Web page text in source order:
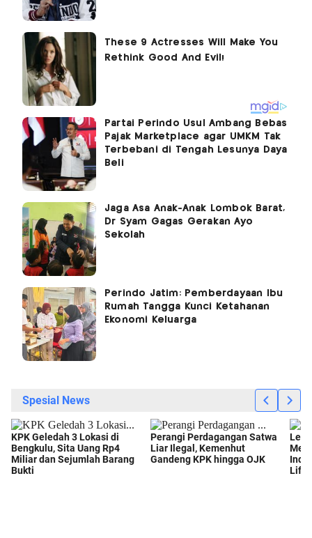
Partai Perindo Usul Ambang Bebas
Pajak Marketplace agar UMKM Tak
Terbebani di Tengah Lesunya Daya
Beli
Jaga Asa Anak-Anak Lombok Barat,
Dr Syam Gagas Gerakan Ayo
Sekolah
Perindo Jatim: Pemberdayaan Ibu
Rumah Tangga Kunci Ketahanan
Ekonomi Keluarga